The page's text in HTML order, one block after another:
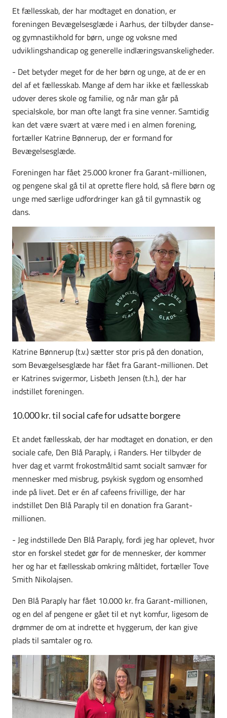
Et fællesskab, der har modtaget en donation, er
foreningen Bevægelsesglæde i Aarhus, der tilbyderdanse-
og gymnastikhold for børn, unge og voksne med
udviklingshandicap og generelle indlæringsvanskeligheder.
- Det betyder meget for de her børn og unge, at de er en
del af et fællesskab. Mange af dem har ikke et fællesskab
udover deres skole og familie, og når man går på
specialskole, bor man ofte langt fra sine venner. Samtidig
kan det være svært at være med i en almen forening,
fortæller Katrine Bønnerup, der er formand for
Bevægelsesglæde.
Foreningen har fået 25.000 kroner fra Garant-millionen,
og pengene skal gå til at oprette flere hold, så flere børn og
unge med særlige udfordringer kan gå til gymnastik og
dans.
Katrine Bønnerup (t.v.) sætter stor pris på den donation,
som Bevægelsesglæde har fået fra Garant-millionen. Det
er Katrines svigermor, Lisbeth Jensen (t.h.), der har
indstillet foreningen.
10.000 kr. til social cafe for udsatte borgere
Et andet fællesskab, der har modtaget en donation, er den
sociale cafe, Den Blå Paraply, i Randers. Her tilbyder de
hver dag et varmt frokostmåltid samt socialt samvær for
mennesker med misbrug, psykisk sygdom og ensomhed
inde på livet. Det er én af cafeens frivillige, der har
indstillet Den Blå Paraply til en donation fra Garant-
millionen.
- Jeg indstillede Den Blå Paraply, fordi jeg har oplevet, hvor
stor en forskel stedet gør for de mennesker, der kommer
her og har et fællesskab omkring måltidet, fortæller Tove
Smith Nikolajsen.
Den Blå Paraply har fået 10.000 kr. fra Garant-millionen,
og en del af pengene er gået til et nyt komfur, ligesom de
drømmer de om at indrette et hyggerum, der kan give
plads til samtaler og ro.